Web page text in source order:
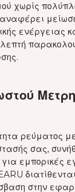
χωρίς
ενέργειας
ρεύματος
σας,
εμπορικές
στην